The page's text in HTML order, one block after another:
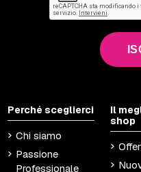
Perché sceglierci
Chi siamo
Passione
Professionale
Il
shop